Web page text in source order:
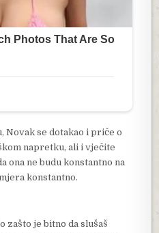
Novak se dotakao i priče o
napretku, ali i vječite
ona ne budu konstantno na
konstantno.
zašto je bitno da slušaš